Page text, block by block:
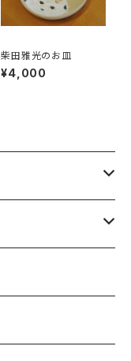
柴田雅光のお皿
¥4,000